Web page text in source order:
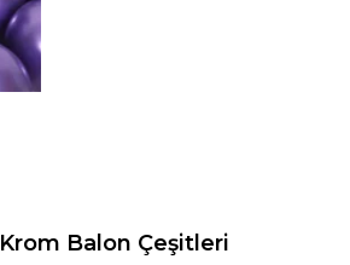
Krom Balon Çeşitleri